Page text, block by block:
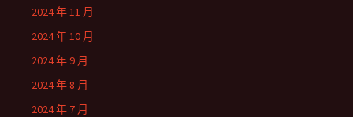
2024 年 11 月
2024 年 10 月
2024 年 9 月
2024 年 8 月
2024 年 7 月